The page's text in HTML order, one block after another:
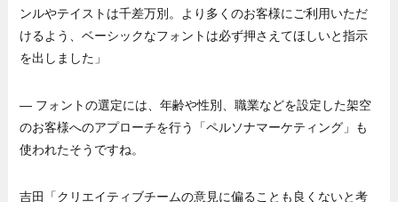
ンルやテイストは千差万別。より多くのお客様にご利用いただ
けるよう、ベーシックなフォントは必ず押さえてほしいと指示
を出しました」
— フォントの選定には、年齢や性別、職業などを設定した架空
のお客様へのアプローチを行う「ペルソナマーケティング」も
使われたそうですね。
吉田「クリエイティブチームの意見に偏ることも良くないと考